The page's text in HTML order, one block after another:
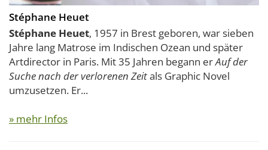
Stéphane Heuet
Stéphane Heuet, 1957 in Brest geboren, war sieben
Jahre lang Matrose im Indischen Ozean und später
Artdirector in Paris. Mit 35 Jahren begann erAuf der
Suche nach der verlorenen Zeitals Graphic Novel
umzusetzen. Er...
» mehr Infos